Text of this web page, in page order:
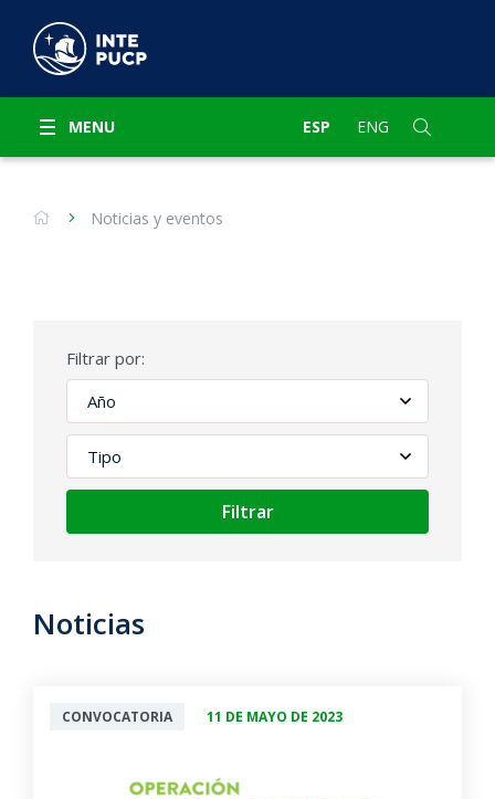
MENU ESP ENG
Noticias y eventos
Filtrar por:
Filtrar
Noticias
CONVOCATORIA 11 DE MAYO DE 2023